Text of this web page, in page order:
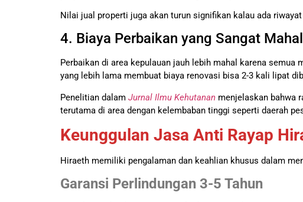
Nilai jual properti juga akan turun signifikan kalau ada
4. Biaya Perbaikan yang Sangat Mahal
Perbaikan di area kepulauan jauh lebih mahal karena
yang lebih lama membuat biaya renovasi bisa 2-3 kali lipat
Penelitian dalam Jurnal Ilmu Kehutanan menjelaskan bahwa
terutama di area dengan kelembaban tinggi seperti daerah
Keunggulan Jasa Anti Rayap
Hiraeth memiliki pengalaman dan keahlian khusus dalam
Garansi Perlindungan 3-5 Tahun